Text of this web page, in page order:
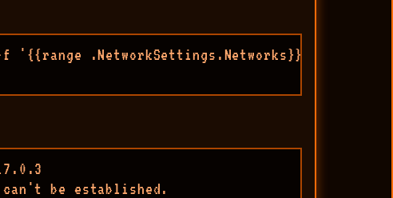
f '{{range
be established.